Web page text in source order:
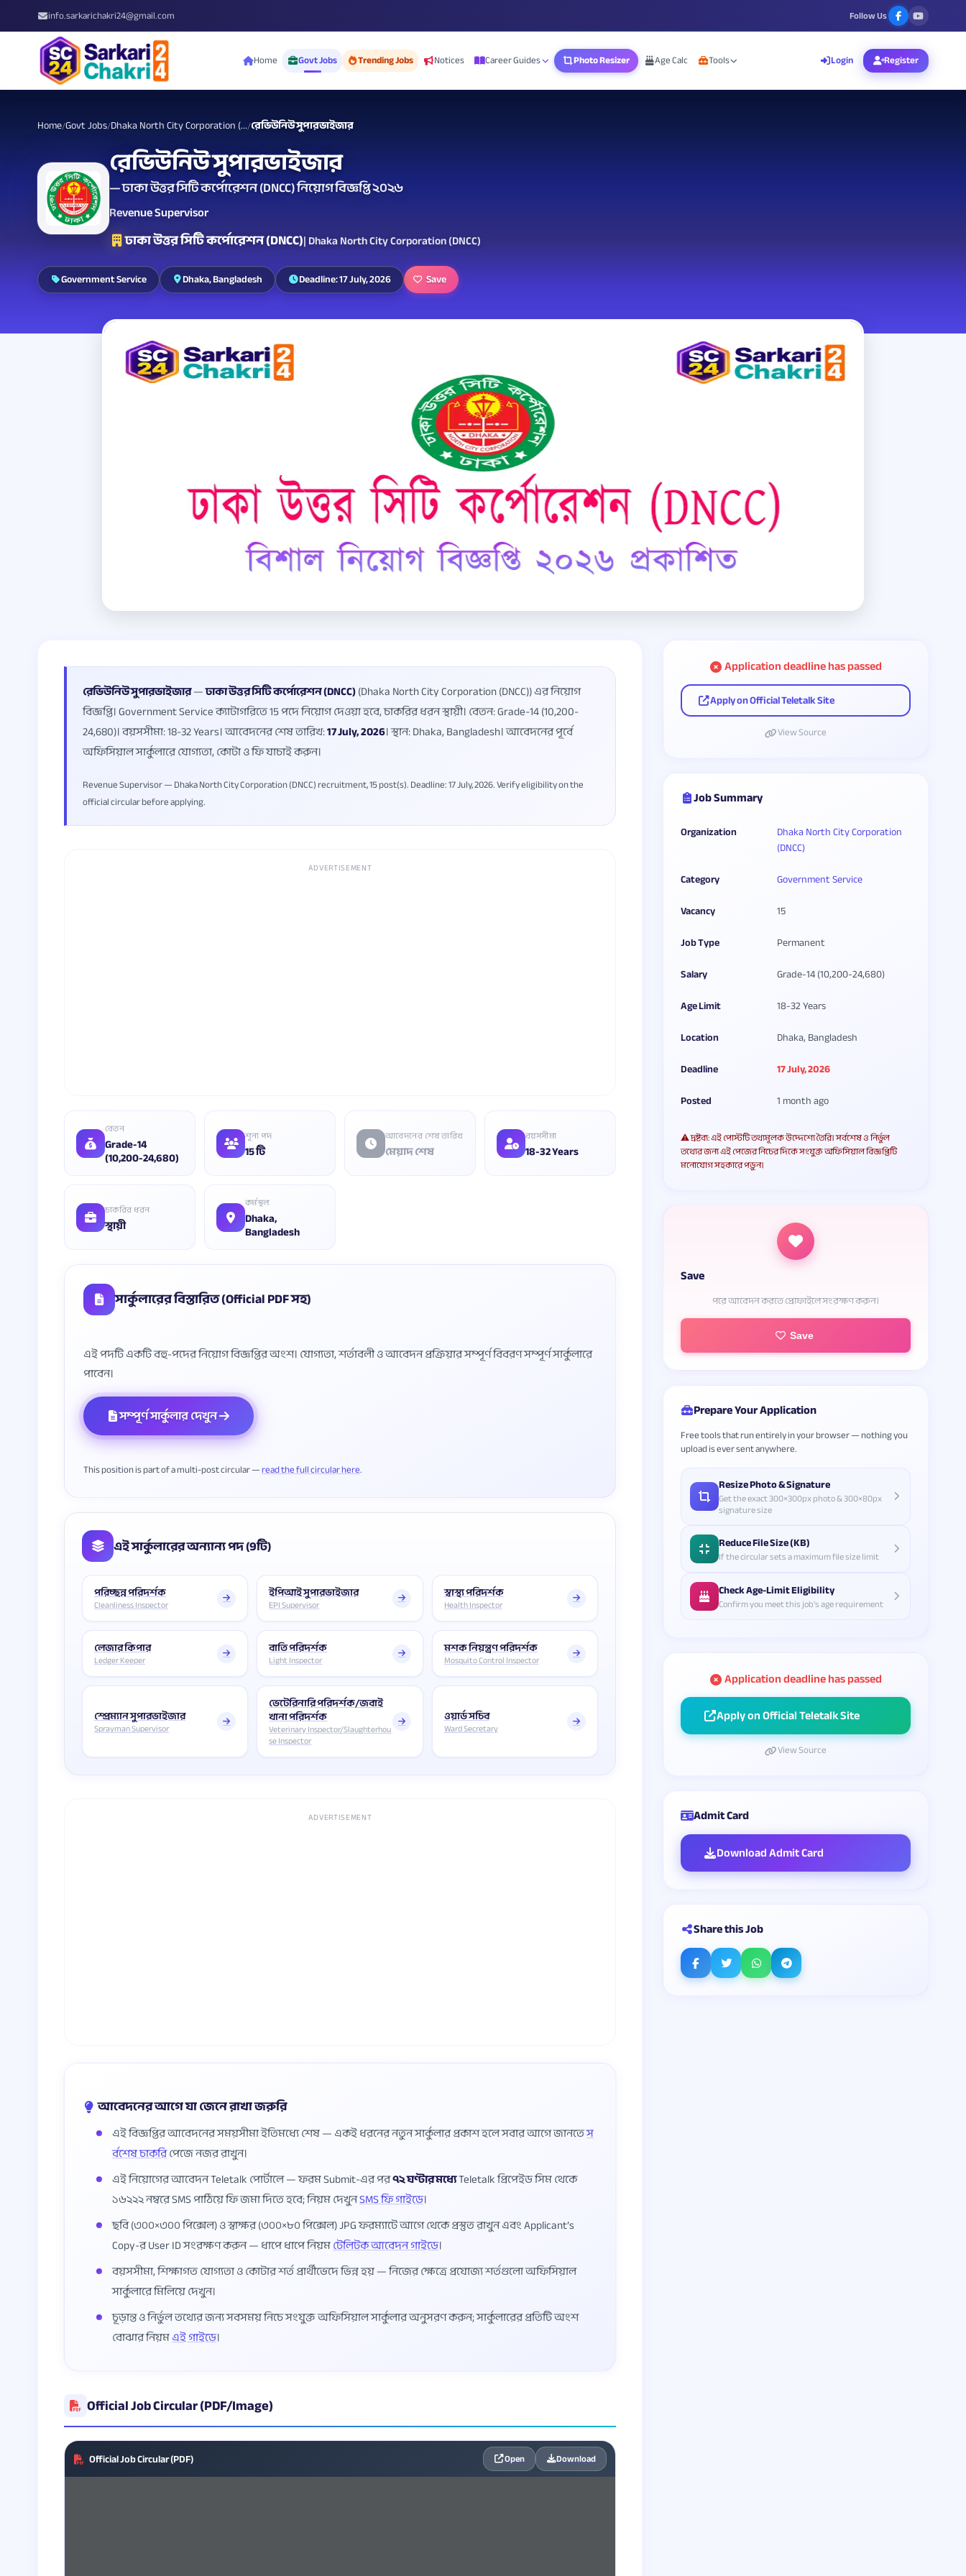
info.sarkarichakri24@gmail.com Follow Us
Home Govt Jobs Trending Jobs Notices Career Guides Photo Resizer Age Calc Tools Login Register
Home/Govt Jobs/Dhaka North City Corporation (.../রেভিউনিউ সুপারভাইজার
রেভিউনিউ সুপারভাইজার
— ঢাকা উত্তর সিটি কর্পোরেশন (DNCC) নিয়োগ বিজ্ঞপ্তি ২০২৬
Revenue Supervisor
ঢাকা উত্তর সিটি কর্পোরেশন (DNCC)| Dhaka North City Corporation (DNCC)
Government Service Dhaka, Bangladesh Deadline: 17 July, 2026 Save
রেভিউনিউ সুপারভাইজার—ঢাকা উত্তর সিটি কর্পোরেশন (DNCC)(Dhaka North City Corporation (DNCC)) এর নিয়োগ
বিজ্ঞপ্তি। Government Service ক্যাটাগরিতে 15 পদে নিয়োগ দেওয়া হবে, চাকরির ধরন স্থায়ী। বেতন: Grade-14 (10,200-
24,680)। বয়সসীমা: 18-32 Years। আবেদনের শেষ তারিখ:17 July, 2026। স্থান: Dhaka, Bangladesh। আবেদনের পূর্বে
অফিসিয়াল সার্কুলারে যোগ্যতা, কোটা ও ফি যাচাই করুন।
Revenue Supervisor — Dhaka North City Corporation (DNCC) recruitment, 15 post(s). Deadline: 17 July, 2026. Verify eligibility on the
official circular before applying.
ADVERTISEMENT
বেতন
Grade-14
(10,200-24,680)
শূন্য পদ
15 টি
আবেদনের শেষ তারিখ
মেয়াদ শেষ
বয়সসীমা
18-32 Years
চাকরির ধরন
স্থায়ী
কর্মস্থল
Dhaka,
Bangladesh
সার্কুলারের বিস্তারিত (Official PDF সহ)
এই পদটি একটি বহু-পদের নিয়োগ বিজ্ঞপ্তির অংশ। যোগ্যতা, শর্তাবলী ও আবেদন প্রক্রিয়ার সম্পূর্ণ বিবরণ সম্পূর্ণ সার্কুলারে
সম্পূর্ণ সার্কুলার দেখুন
This position is part of a multi-post circular —read the full circular here
এই সার্কুলারের অন্যান্য পদ (9টি)
পরিচ্ছন্ন পরিদর্শক
Cleanliness Inspector
ইপিআই সুপারভাইজার
EPI Supervisor
স্বাস্থ্য পরিদর্শক
Health Inspector
লেজার কিপার
Ledger Keeper
বাতি পরিদর্শক
Light Inspector
মশক নিয়ন্ত্রণ পরিদর্শক
Mosquito Control Inspector
স্প্রেম্যান সুপারভাইজার
Sprayman Supervisor
ভেটেরিনারি পরিদর্শক/জবাই
খানা পরিদর্শক
Veterinary Inspector/Slaughterhou
se Inspector
ওয়ার্ড সচিব
Ward Secretary
ADVERTISEMENT
আবেদনের আগে যা জেনে রাখা জরুরি
এই বিজ্ঞপ্তির আবেদনের সময়সীমা ইতিমধ্যে শেষ — একই ধরনের নতুন সার্কুলার প্রকাশ হলে সবার আগে জানতেস
র্বশেষ চাকরিপেজে নজর রাখুন।
এই নিয়োগের আবেদন Teletalk পোর্টালে — ফরম Submit-এর পর৭২ ঘণ্টার মধ্যেTeletalk প্রিপেইড সিম থেকে
১৬২২২ নম্বরে SMS পাঠিয়ে ফি জমা দিতে হবে; নিয়ম দেখুনSMS ফি গাইডে।
ছবি (৩০০×৩০০ পিক্সেল) ও স্বাক্ষর (৩০০×৮০ পিক্সেল) JPG ফরম্যাটে আগে থেকে প্রস্তুত রাখুন এবং Applicant’s
Copy-র User ID সংরক্ষণ করুন — ধাপে ধাপে নিয়মটেলিটক আবেদন গাইডে।
বয়সসীমা, শিক্ষাগত যোগ্যতা ও কোটার শর্ত প্রার্থীভেদে ভিন্ন হয় — নিজের ক্ষেত্রে প্রযোজ্য শর্তগুলো অফিসিয়াল
সার্কুলারে মিলিয়ে দেখুন।
চূড়ান্ত ও নির্ভুল তথ্যের জন্য সবসময় নিচে সংযুক্ত অফিসিয়াল সার্কুলার অনুসরণ করুন; সার্কুলারের প্রতিটি অংশ
বোঝার নিয়মএই গাইডে।
Official Job Circular (PDF/Image)
Official Job Circular (PDF) Open Download
Application deadline has passed
Apply on Official Teletalk Site
View Source
Job Summary
Organization
Dhaka North City Corporation
(DNCC)
Category
Government Service
Vacancy
15
Job Type
Permanent
Salary
Grade-14 (10,200-24,680)
Age Limit
18-32 Years
Location
Dhaka, Bangladesh
Deadline
17 July, 2026
Posted
1 month ago
⚠️ দ্রষ্টব্য: এই পোস্টটি তথ্যমূলক উদ্দেশ্যে তৈরি। সর্বশেষ ও নির্ভুল
তথ্যের জন্য এই পেজের নিচের দিকে সংযুক্ত অফিসিয়াল বিজ্ঞপ্তিটি
মনোযোগ সহকারে পড়ুন।
Save
পরে আবেদন করতে প্রোফাইলে সংরক্ষণ করুন।
Save
Prepare Your Application
Free tools that run entirely in your browser — nothing you
upload is ever sent anywhere.
Resize Photo & Signature
Get the exact 300×300px photo & 300×80px
signature size
Reduce File Size (KB)
If the circular sets a maximum file size limit
Check Age-Limit Eligibility
Confirm you meet this job's age requirement
Application deadline has passed
Apply on Official Teletalk Site
View Source
Admit Card
Download Admit Card
Share this Job